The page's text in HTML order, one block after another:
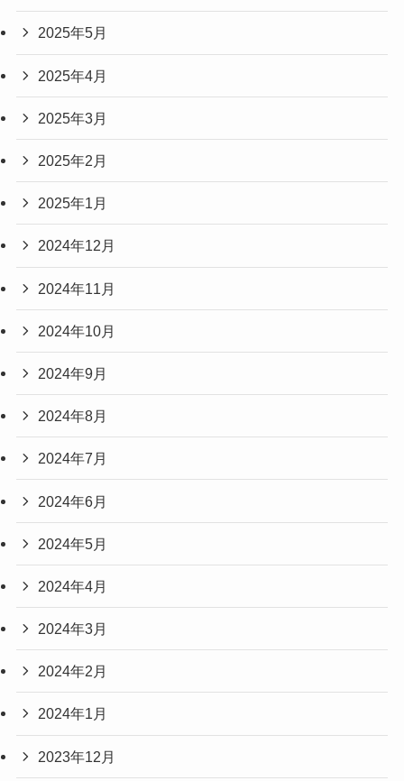
2025年5月
2025年4月
2025年3月
2025年2月
2025年1月
2024年12月
2024年11月
2024年10月
2024年9月
2024年8月
2024年7月
2024年6月
2024年5月
2024年4月
2024年3月
2024年2月
2024年1月
2023年12月